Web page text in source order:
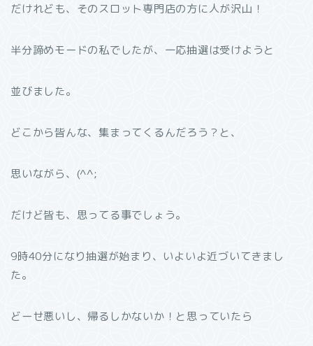
だけれども、そのスロット専門店の方に人が沢山！
半分諦めモードの私でしたが、一応抽選は受けようと
並びました。
どこから皆んな、集まってくるんだろう？と、
思いながら、(^^;
だけど皆も、思ってる事でしょう。
9時40分になり抽選が始まり、いよいよ近づいてきまし
た。
どーせ悪いし、帰るしかないか！と思っていたら